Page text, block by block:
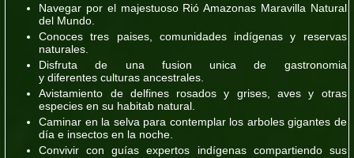
Navegar por el majestuoso Rió Amazonas Maravilla Natural
del Mundo.
Conoces tres paises, comunidades indígenas y reservas
naturales.
Disfruta de una fusion unica de gastronomia
y diferentes culturas ancestrales.
Avistamiento de delfines rosados y grises, aves y otras
especies en su habitab natural.
Caminar en la selva para contemplar los arboles gigantes de
día e insectos en la noche.
Convivir con guías expertos indígenas compartiendo sus